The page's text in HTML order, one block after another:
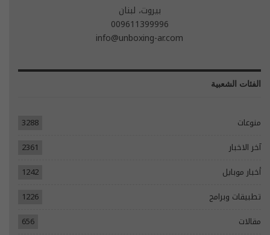
بيروت، لبنان
009611399996
info@unboxing-ar.com
الفئات الشعبية
منوعات
3288
آخر الاخبار
2361
أخبار موبايل
1242
تطبيقات وبرامج
1226
مقالات
656